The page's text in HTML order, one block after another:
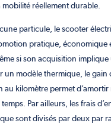
réellement durable.
particule, le scooter
pratique, économique
si son acquisition
un modèle thermique, le gain
au kilomètre permet
temps. Par ailleurs, les frais
sont divisés par deux par